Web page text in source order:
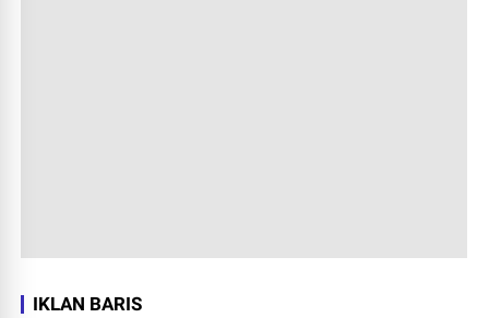
IKLAN BARIS